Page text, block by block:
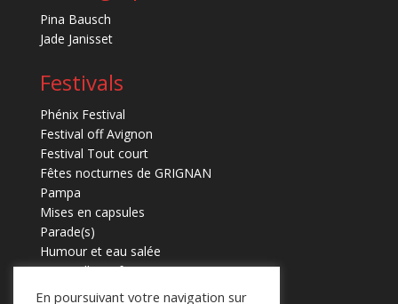
Pina Bausch
Jade Janisset
Festivals
Phénix Festival
Festival off Avignon
Festival Tout court
Fêtes nocturnes de GRIGNAN
Pampa
Mises en capsules
Parade(s)
Humour et eau salée
Marmaille en fugues
En poursuivant votre navigation sur